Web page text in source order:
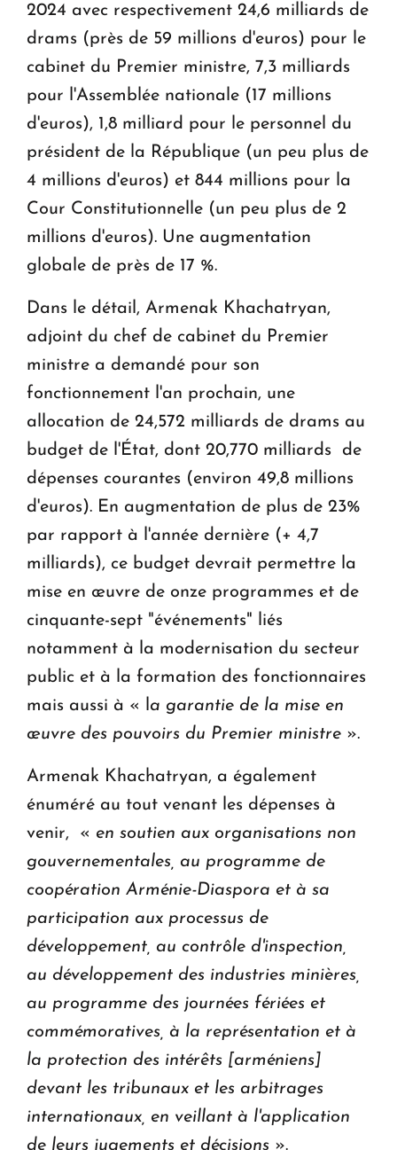
2024 avec respectivement 24,6 milliards de
drams (près de 59 millions d'euros) pour le
cabinet du Premier ministre, 7,3 milliards
pour l'Assemblée nationale (17 millions
d'euros), 1,8 milliard pour le personnel du
président de la République (un peu plus de
4 millions d'euros) et 844 millions pour la
Cour Constitutionnelle (un peu plus de 2
millions d'euros). Une augmentation
globale de près de 17 %.
Dans le détail, Armenak Khachatryan,
adjoint du chef de cabinet du Premier
ministre a demandé pour son
fonctionnement l'an prochain, une
allocation de 24,572 milliards de drams au
budget de l'État, dont 20,770 milliards de
dépenses courantes (environ 49,8 millions
d'euros). En augmentation de plus de 23%
par rapport à l'année dernière (+ 4,7
milliards), ce budget devrait permettre la
mise en œuvre de onze programmes et de
cinquante-sept "événements" liés
notamment à la modernisation du secteur
public et à la formation des fonctionnaires
mais aussi à « l a garantie de la mise en
œuvre des pouvoirs du Premier ministre ».
Armenak Khachatryan, a également
énuméré au tout venant les dépenses à
venir, « en soutien aux organisations non
gouvernementales, au programme de
coopération Arménie-Diaspora et à sa
participation aux processus de
développement, au contrôle d'inspection,
au développement des industries minières,
au programme des journées fériées et
commémoratives, à la représentation et à
la protection des intérêts [arméniens]
devant les tribunaux et les arbitrages
internationaux, en veillant à l'application
de leurs jugements et décisions ».